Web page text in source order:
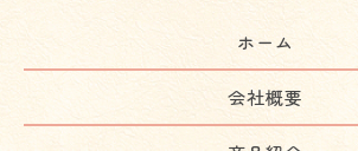
ホーム
会社概要